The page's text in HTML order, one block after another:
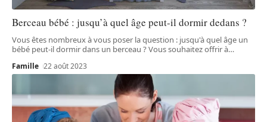
Berceau bébé : jusqu’à quel âge peut-il dormir dedans ?
Vous êtes nombreux à vous poser la question : jusqu'à quel âge un
bébé peut-il dormir dans un berceau ? Vous souhaitez offrir à…
Famille 22 août 2023